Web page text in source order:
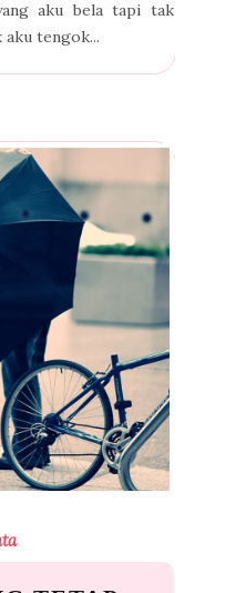
aku bela tapi tak
aku tengok...